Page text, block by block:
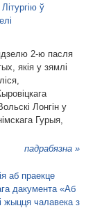
ў
2-ю пасля
якія у зямлі
Лонгін у
Гурыя,
падрабязна »
аб праекце
дакумента «Аб
жыцця чалавека з